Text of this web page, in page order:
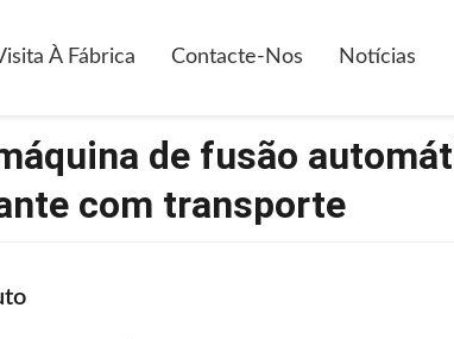
À Fábrica Contacte-Nos Notícias
de fusão
com transporte